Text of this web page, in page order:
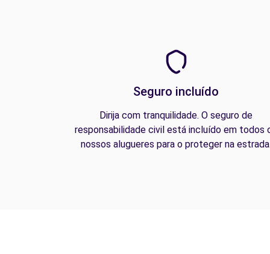
Seguro incluído
Dirija com tranquilidade. O seguro de
responsabilidade civil está incluído em todos
nossos alugueres para o proteger na